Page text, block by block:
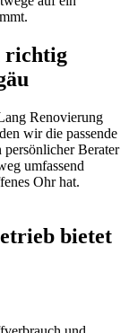
richtig
Renovierung
wir die passende
Berater
umfassend
Ohr hat.
bietet